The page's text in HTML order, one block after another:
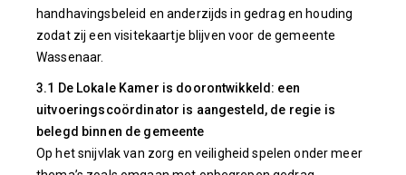
handhavingsbeleid en anderzijds in gedrag en houding
zodat zij een visitekaartje blijven voor de gemeente
Wassenaar.
3.1 De Lokale Kamer is doorontwikkeld: een
uitvoeringscoördinator is aangesteld, de regie is
belegd binnen de gemeente
Op het snijvlak van zorg en veiligheid spelen onder meer